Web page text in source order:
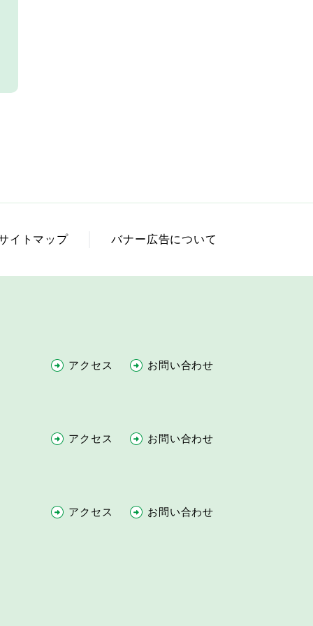
イトマップ バナー広告について
アクセス お問い合わせ
アクセス お問い合わせ
アクセス お問い合わせ